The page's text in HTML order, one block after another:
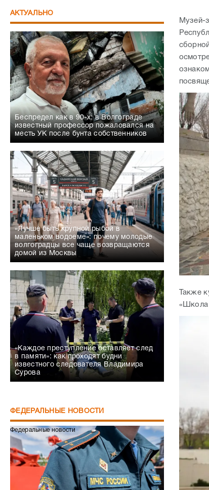
АКТУАЛЬНО
Беспредел как в 90-х: в Волгограде
известный профессор пожаловался на
месть УК после бунта собственников
«Лучше быть крупной рыбой в
маленьком водоеме»: почему молодые
волгоградцы все чаще возвращаются
домой из Москвы
«Каждое преступление оставляет след
в памяти»: как проходят будни
известного следователя Владимира
Сурова
ФЕДЕРАЛЬНЫЕ НОВОСТИ
Федеральные новости
Музей-
Также
«Школа